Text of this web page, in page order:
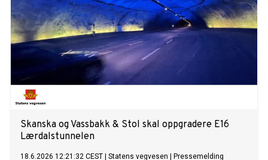
Skanska og Vassbakk & Stol skal oppgradere E16
Lærdalstunnelen
18.6.2026 12:21:32 CEST Statens vegvesen Pressemelding